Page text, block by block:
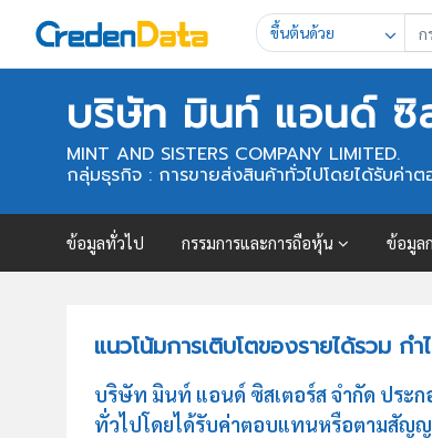
ขึ้นต้นด้วย
บริษัท มินท์ แอนด์ ซิ
MINT AND SISTERS COMPANY LIMITED.
กลุ่มธุรกิจ : การขายส่งสินค้าทั่วไปโดยได้รับค่
ข้อมูลทั่วไป กรรมการและการถือหุ้น ข้อมูล
แนวโน้มการเติบโตของรายได้รวม
บริษัท มินท์ แอนด์ ซิสเตอร์ส จำกัด ประก
ทั่วไปโดยได้รับค่าตอบแทนหรือตามสัญญ